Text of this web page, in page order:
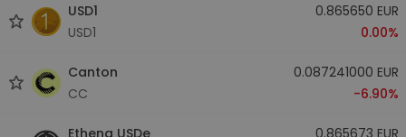
USD1
USD1
0.865650 EUR
0.00%
Canton
CC
0.087241000 EUR
-6.90%
Ethena USDe
0.865673 EUR